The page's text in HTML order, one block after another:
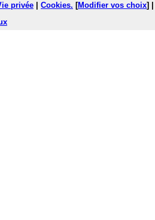
privée Cookies. [Modifier vos choix]